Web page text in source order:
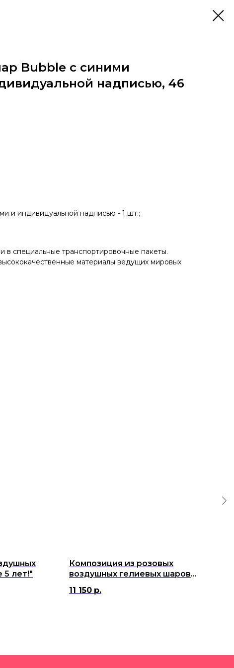
Bubble с синими
надписью, 46
и индивидуальной надписью - 1 шт.;
в специальные транспортировочные пакеты.
материалы ведущих мировых
5 лет!"
Композиция из розовых
воздушных гелиевых шаров с
11 150 р.